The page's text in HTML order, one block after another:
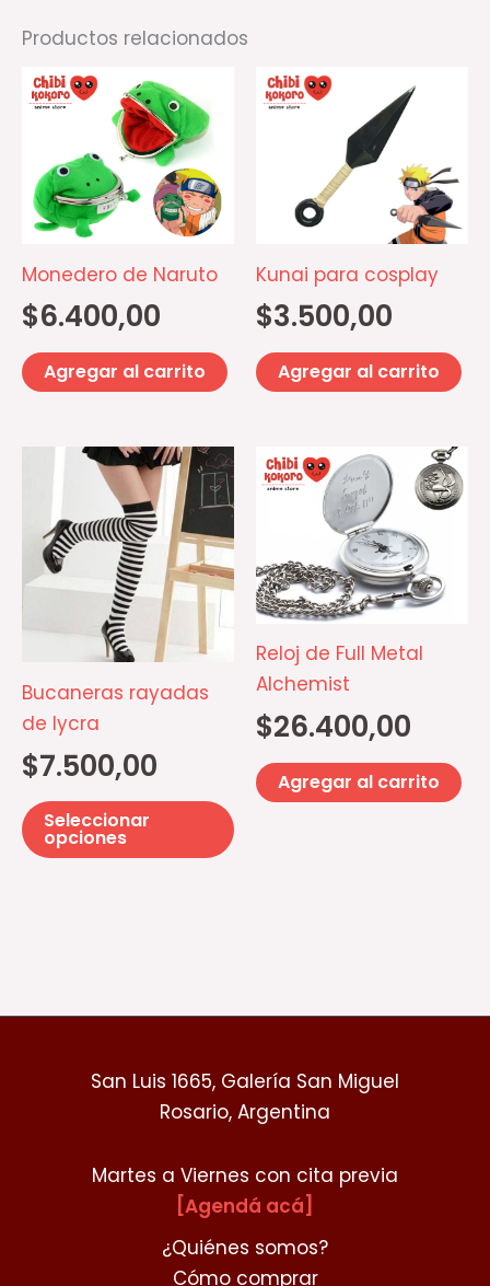
Productos relacionados
Monedero de Naruto
$6.400,00
Agregar al carrito
Kunai para cosplay
$3.500,00
Agregar al carrito
Bucaneras rayadas
de lycra
$7.500,00
Seleccionar
opciones
Este
producto
múltiples
variantes.
Las
opciones
elegir
página
Reloj de Full Metal
Alchemist
$26.400,00
Agregar al carrito
San Luis 1665, Galería San Miguel
Rosario, Argentina
Martes a Viernes con cita previa
[Agendá acá]
¿Quiénes somos?
Cómo comprar